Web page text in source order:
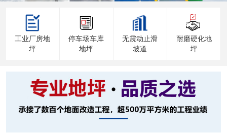
工业厂房地
坪
停车场车库
地坪
无震动止滑
坡道
耐磨硬化地
坪